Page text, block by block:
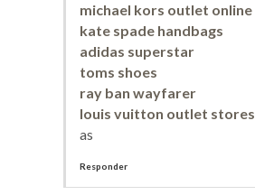
michael kors outlet online
kate spade handbags
adidas superstar
toms shoes
ray ban wayfarer
louis vuitton outlet stores
as
Responder